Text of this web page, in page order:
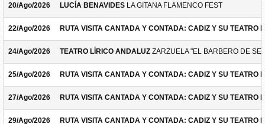
20/Ago/2026 LUCÍA BENAVIDES LA GITANA FLAMENCO FEST
22/Ago/2026 RUTA VISITA CANTADA Y CONTADA: CADIZ Y SU TEATRO
24/Ago/2026 TEATRO LÍRICO ANDALUZ ZARZUELA "EL BARBERO DE
25/Ago/2026 RUTA VISITA CANTADA Y CONTADA: CADIZ Y SU TEATRO
27/Ago/2026 RUTA VISITA CANTADA Y CONTADA: CADIZ Y SU TEATRO
29/Ago/2026 RUTA VISITA CANTADA Y CONTADA: CADIZ Y SU TEATRO